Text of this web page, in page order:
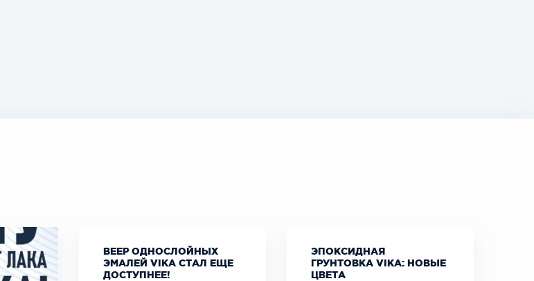
ВЕЕР ОДНОСЛОЙНЫХ
ЭМАЛЕЙ VIKA СТАЛ ЕЩЕ
ДОСТУПНЕЕ!
ЭПОКСИДНАЯ
ГРУНТОВКА VIKA: НОВЫЕ
ЦВЕТА